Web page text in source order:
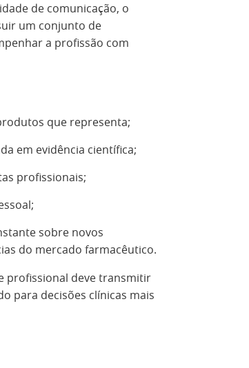
de comunicação, o
um conjunto de
a profissão com
que representa;
em evidência científica;
profissionais;
sobre novos
do mercado farmacêutico.
profissional deve transmitir
para decisões clínicas mais